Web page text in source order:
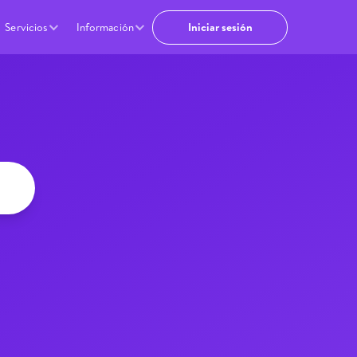
Servicios Información Iniciar sesión